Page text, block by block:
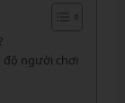
độ người chơi